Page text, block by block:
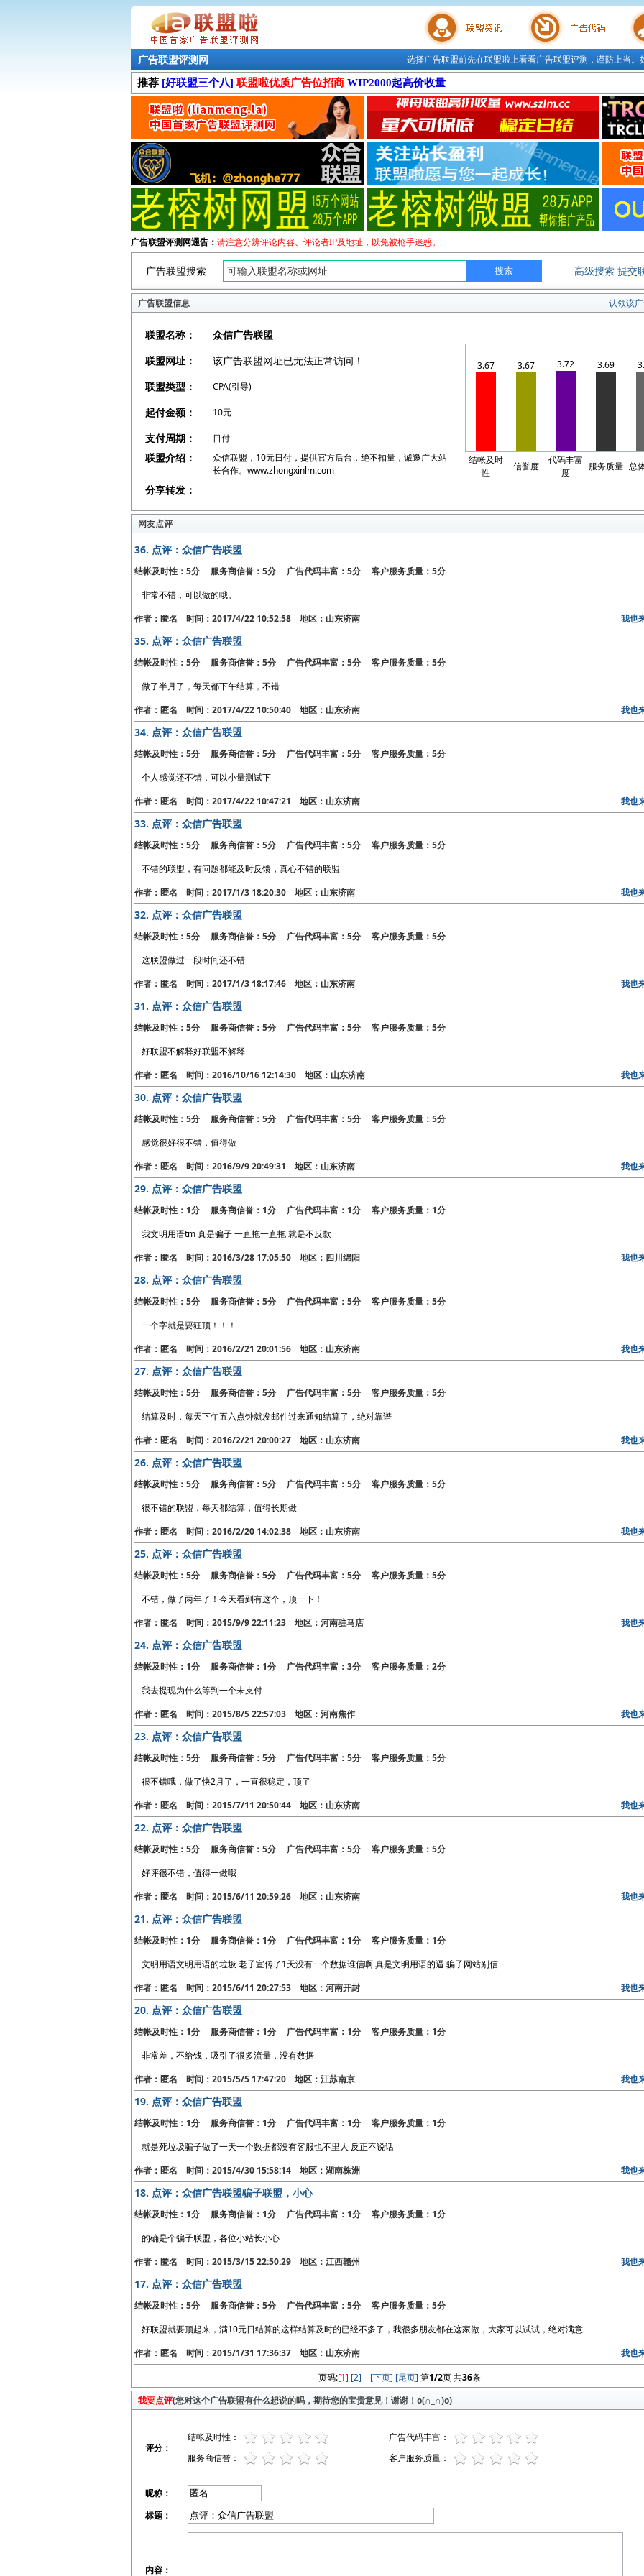
联盟学院 广告代码 站长
选择广告联盟前先在联盟啦上看看广告联盟评测，谨防上当
广告联盟评测网
推荐 [好联盟三个八] 联盟啦优质广告位招商 WIP2000起高价收量
广告联盟评测网通告： 请注意分辨评论内容、评论者IP及地址，以免被枪手迷惑。
广告联盟搜索 高级搜索 提交
广告联盟信息 认领该
联盟名称：
众信广告联盟
联盟网址：
该广告联盟网址已无法正常访问！
联盟类型：
CPA(引导)
起付金额： 10元
支付周期： 日付
联盟介绍：
众信联盟，10元日付，提供官方后台，绝不扣量，诚邀广大站
长合作。www.zhongxinlm.com
分享转发：
3.67 3.67 3.72 3.69
结帐及时
性
信誉度
代码丰富
度
服务质量 总
网友点评
36. 点评：众信广告联盟
结帐及时性：5分 服务商信誉：5分 广告代码丰富：5分 客户服务质量：5分
非常不错，可以做的哦。
作者：匿名 时间：2017/4/22 10:52:58 地区：山东济南
我也
35. 点评：众信广告联盟
结帐及时性：5分 服务商信誉：5分 广告代码丰富：5分 客户服务质量：5分
做了半月了，每天都下午结算，不错
作者：匿名 时间：2017/4/22 10:50:40 地区：山东济南
我也
34. 点评：众信广告联盟
结帐及时性：5分 服务商信誉：5分 广告代码丰富：5分 客户服务质量：5分
个人感觉还不错，可以小量测试下
作者：匿名 时间：2017/4/22 10:47:21 地区：山东济南
我也
33. 点评：众信广告联盟
结帐及时性：5分 服务商信誉：5分 广告代码丰富：5分 客户服务质量：5分
不错的联盟，有问题都能及时反馈，真心不错的联盟
作者：匿名 时间：2017/1/3 18:20:30 地区：山东济南
我也
32. 点评：众信广告联盟
结帐及时性：5分 服务商信誉：5分 广告代码丰富：5分 客户服务质量：5分
这联盟做过一段时间还不错
作者：匿名 时间：2017/1/3 18:17:46 地区：山东济南
我也
31. 点评：众信广告联盟
结帐及时性：5分 服务商信誉：5分 广告代码丰富：5分 客户服务质量：5分
好联盟不解释好联盟不解释
作者：匿名 时间：2016/10/16 12:14:30 地区：山东济南
我也
30. 点评：众信广告联盟
结帐及时性：5分 服务商信誉：5分 广告代码丰富：5分 客户服务质量：5分
感觉很好很不错，值得做
作者：匿名 时间：2016/9/9 20:49:31 地区：山东济南
我也
29. 点评：众信广告联盟
结帐及时性：1分 服务商信誉：1分 广告代码丰富：1分 客户服务质量：1分
我文明用语tm 真是骗子 一直拖一直拖 就是不反款
作者：匿名 时间：2016/3/28 17:05:50 地区：四川绵阳
我也
28. 点评：众信广告联盟
结帐及时性：5分 服务商信誉：5分 广告代码丰富：5分 客户服务质量：5分
一个字就是要狂顶！！！
作者：匿名 时间：2016/2/21 20:01:56 地区：山东济南
我也
27. 点评：众信广告联盟
结帐及时性：5分 服务商信誉：5分 广告代码丰富：5分 客户服务质量：5分
结算及时，每天下午五六点钟就发邮件过来通知结算了，绝对靠谱
作者：匿名 时间：2016/2/21 20:00:27 地区：山东济南
我也
26. 点评：众信广告联盟
结帐及时性：5分 服务商信誉：5分 广告代码丰富：5分 客户服务质量：5分
很不错的联盟，每天都结算，值得长期做
作者：匿名 时间：2016/2/20 14:02:38 地区：山东济南
我也
25. 点评：众信广告联盟
结帐及时性：5分 服务商信誉：5分 广告代码丰富：5分 客户服务质量：5分
不错，做了两年了！今天看到有这个，顶一下！
作者：匿名 时间：2015/9/9 22:11:23 地区：河南驻马店
我也
24. 点评：众信广告联盟
结帐及时性：1分 服务商信誉：1分 广告代码丰富：3分 客户服务质量：2分
我去提现为什么等到一个未支付
作者：匿名 时间：2015/8/5 22:57:03 地区：河南焦作
我也
23. 点评：众信广告联盟
结帐及时性：5分 服务商信誉：5分 广告代码丰富：5分 客户服务质量：5分
很不错哦，做了快2月了，一直很稳定，顶了
作者：匿名 时间：2015/7/11 20:50:44 地区：山东济南
我也
22. 点评：众信广告联盟
结帐及时性：5分 服务商信誉：5分 广告代码丰富：5分 客户服务质量：5分
好评很不错，值得一做哦
作者：匿名 时间：2015/6/11 20:59:26 地区：山东济南
我也
21. 点评：众信广告联盟
结帐及时性：1分 服务商信誉：1分 广告代码丰富：1分 客户服务质量：1分
文明用语文明用语的垃圾 老子宣传了1天没有一个数据谁信啊 真是文明用语的逼 骗子网站别信
作者：匿名 时间：2015/6/11 20:27:53 地区：河南开封
我也
20. 点评：众信广告联盟
结帐及时性：1分 服务商信誉：1分 广告代码丰富：1分 客户服务质量：1分
非常差，不给钱，吸引了很多流量，没有数据
作者：匿名 时间：2015/5/5 17:47:20 地区：江苏南京
我也
19. 点评：众信广告联盟
结帐及时性：1分 服务商信誉：1分 广告代码丰富：1分 客户服务质量：1分
就是死垃圾骗子做了一天一个数据都没有客服也不里人 反正不说话
作者：匿名 时间：2015/4/30 15:58:14 地区：湖南株洲
我也
18. 点评：众信广告联盟骗子联盟，小心
结帐及时性：1分 服务商信誉：1分 广告代码丰富：1分 客户服务质量：1分
的确是个骗子联盟，各位小站长小心
作者：匿名 时间：2015/3/15 22:50:29 地区：江西赣州
我也
17. 点评：众信广告联盟
结帐及时性：5分 服务商信誉：5分 广告代码丰富：5分 客户服务质量：5分
好联盟就要顶起来，满10元日结算的这样结算及时的已经不多了，我很多朋友都在这家做，大家可以试试，绝对满意
作者：匿名 时间：2015/1/31 17:36:37 地区：山东济南
我也
页码:[1] [2] [下页] [尾页] 第1/2页 共36条
我要点评(您对这个广告联盟有什么想说的吗，期待您的宝贵意见！谢谢！o(∩_∩)o)
评分：
结帐及时性：
广告代码丰富：
服务商信誉：
客户服务质量：
昵称：
标题：
内容：